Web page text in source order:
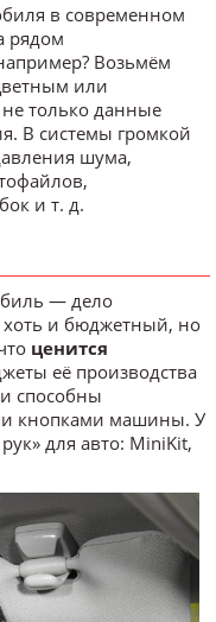
в современном
рядом
Возьмём
или
только данные
В системы громкой
шума,
и т. д.
— дело
хоть и бюджетный, но
ценится
её производства
способны
кнопками машины. У
для авто: MiniKit,